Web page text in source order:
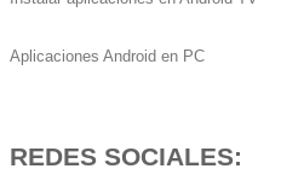
Aplicaciones Android en PC
REDES SOCIALES: